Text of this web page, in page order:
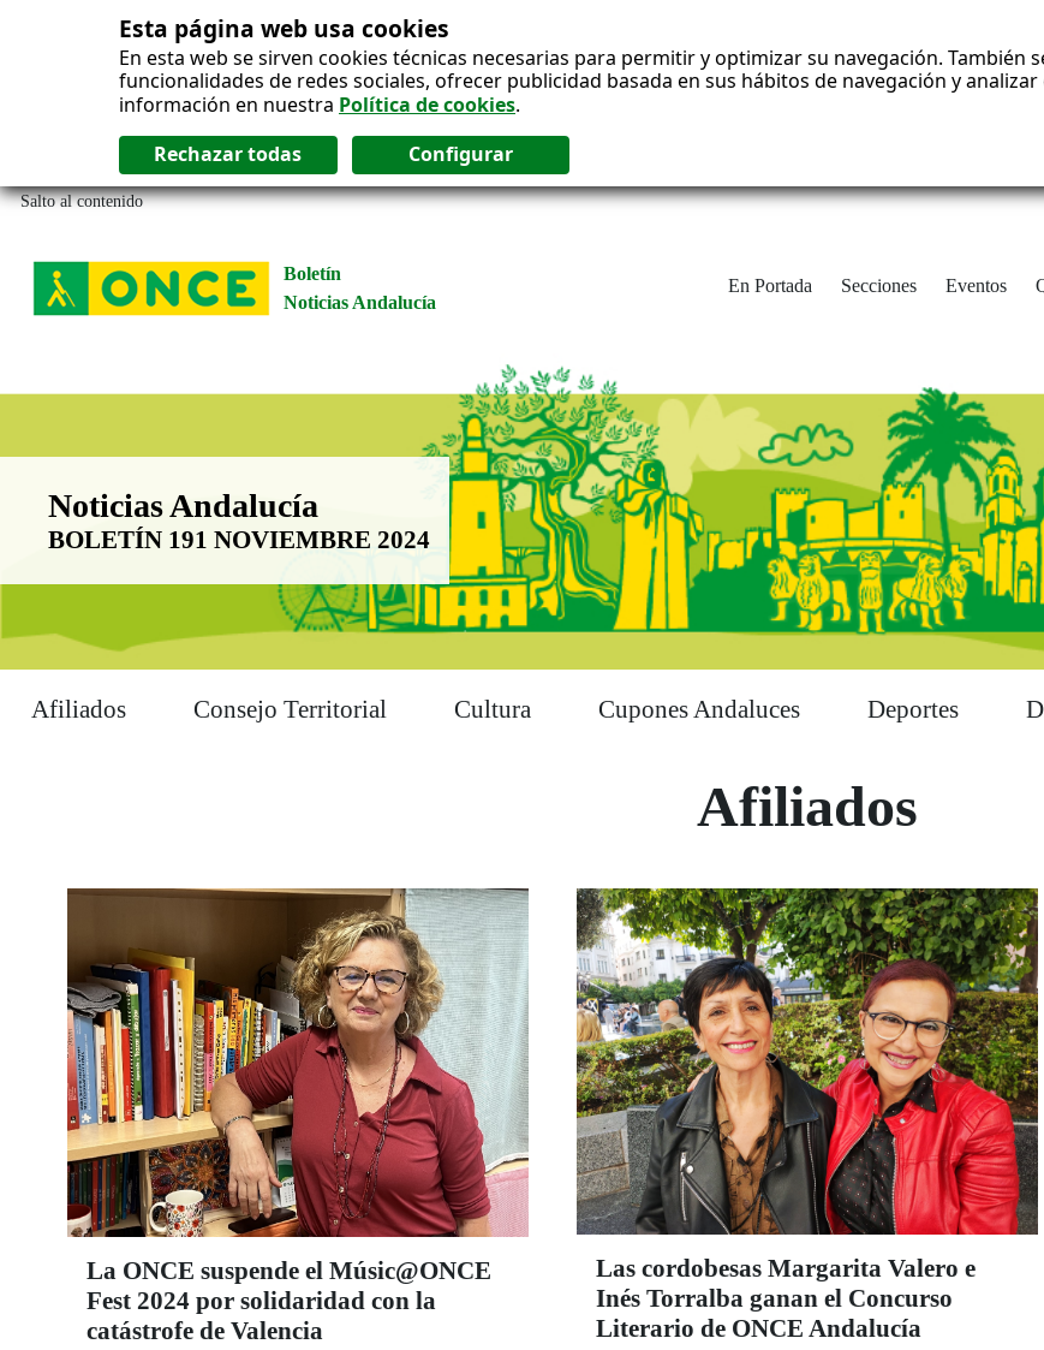
Esta página web usa cookies
En esta web se sirven cookies técnicas necesarias para permitir y optimizar su navegación.
funcionalidades de redes sociales, ofrecer publicidad basada en sus hábitos de navegación y
información en nuestra Política de cookies.
Salto al contenido
Boletín
Noticias Andalucía
En Portada Secciones Eventos
Boletín Noticias Andalucía
Noticias Andalucía
BOLETÍN 191 NOVIEMBRE 2024
Afiliados Consejo Territorial Cultura Cupones Andaluces Deportes
Afiliados
La ONCE suspende el Músic@ONCE
Fest 2024 por solidaridad con la
catástrofe de Valencia
Las cordobesas Margarita Valero e
Inés Torralba ganan el Concurso
Literario de ONCE Andalucía